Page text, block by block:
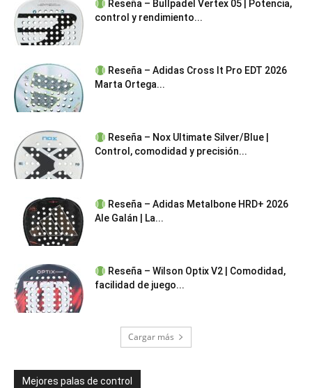
Reseña – Bullpadel Vertex 05 | Potencia,
control y rendimiento...
Reseña – Adidas Cross It Pro EDT 2026
Marta Ortega...
Reseña – Nox Ultimate Silver/Blue |
Control, comodidad y precisión...
Reseña – Adidas Metalbone HRD+ 2026
Ale Galán | La...
Reseña – Wilson Optix V2 | Comodidad,
facilidad de juego...
Cargar más
Mejores palas de control